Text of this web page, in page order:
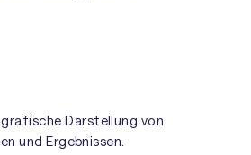
Darstellung von
und Ergebnissen.